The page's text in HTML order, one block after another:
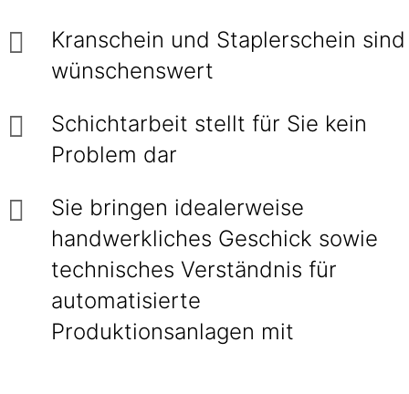
Kranschein und Staplerschein sind
wünschenswert
Schichtarbeit stellt für Sie kein
Problem dar
Sie bringen idealerweise
handwerkliches Geschick sowie
technisches Verständnis für
automatisierte
Produktionsanlagen mit